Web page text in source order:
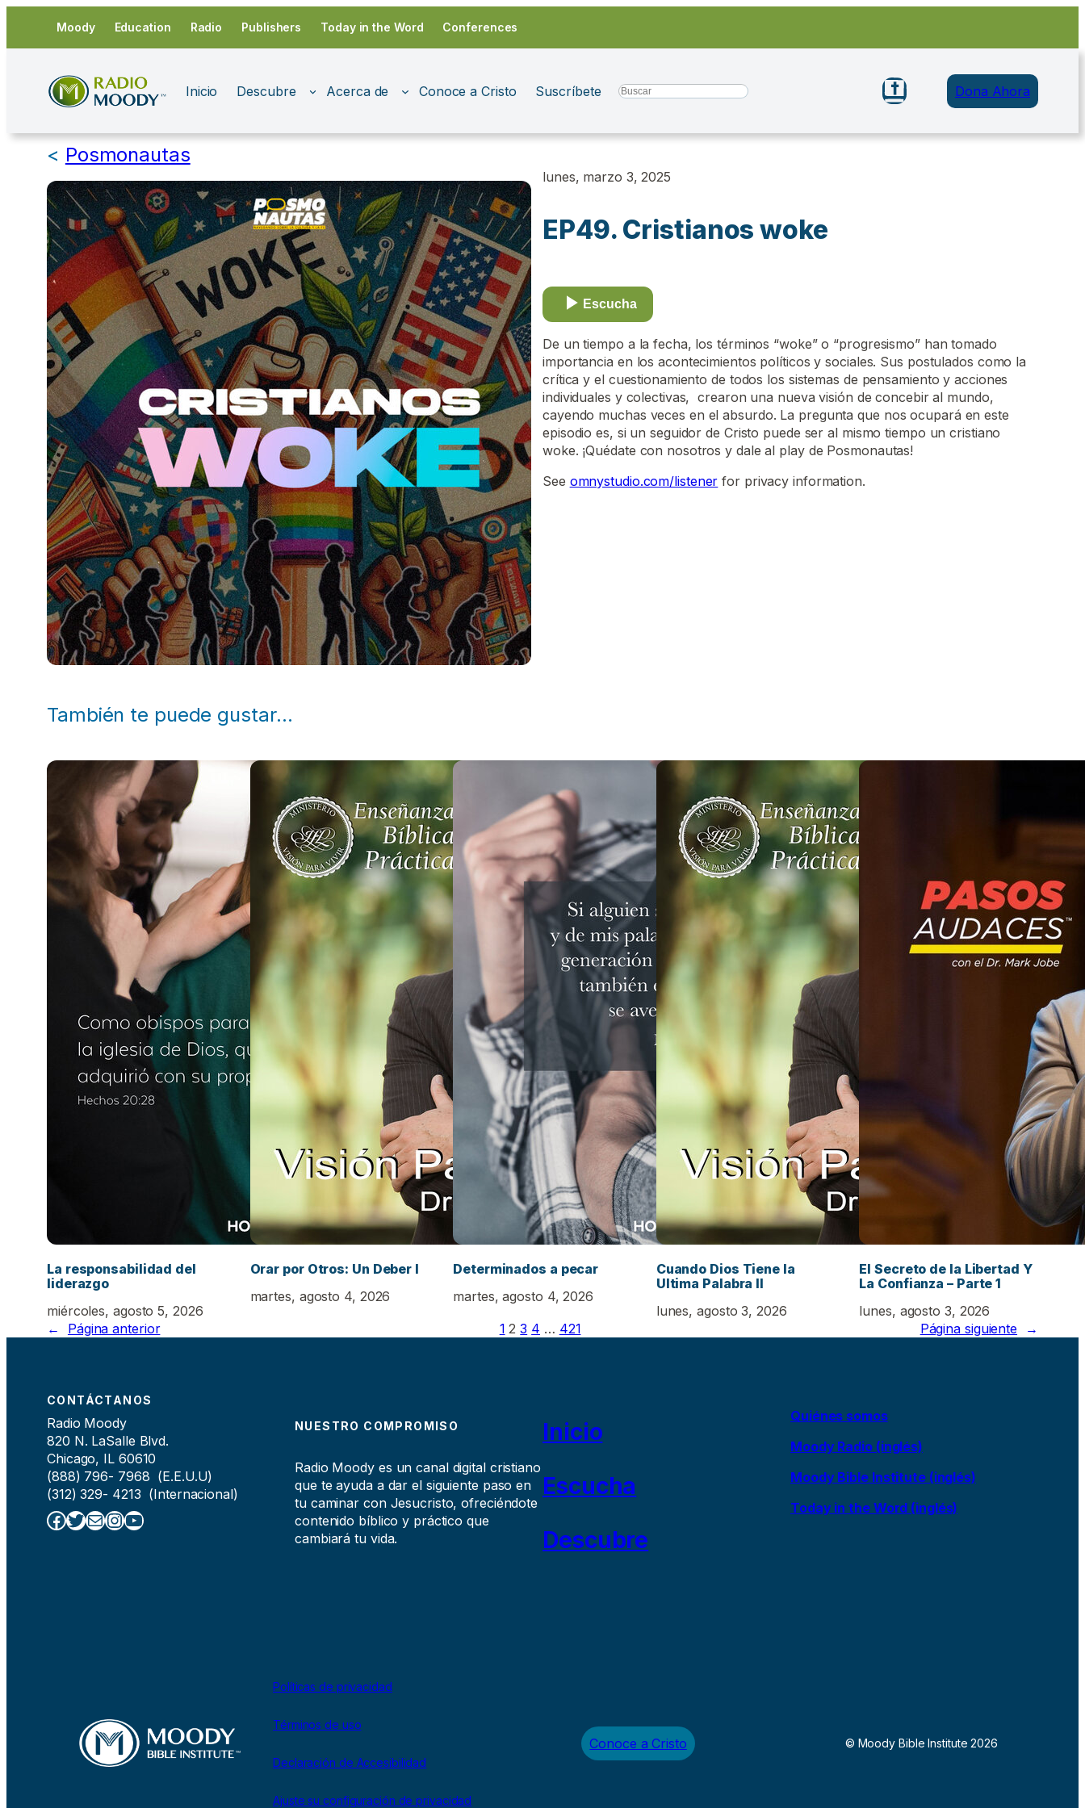
contenido
Moody Education Radio Publishers Today in the Word Conferences
Inicio Descubre Acerca de Conoce a Cristo Suscríbete Search Dona Ahora
< Posmonautas
lunes, marzo 3, 2025
EP49. Cristianos woke
Escucha
De un tiempo a la fecha, los términos “woke” o “progresismo” han tomado
importancia en los acontecimientos políticos y sociales. Sus postulados como la
crítica y el cuestionamiento de todos los sistemas de pensamiento y acciones
individuales y colectivas, crearon una nueva visión de concebir al mundo,
cayendo muchas veces en el absurdo. La pregunta que nos ocupará en este
episodio es, si un seguidor de Cristo puede ser al mismo tiempo un cristiano
woke. ¡Quédate con nosotros y dale al play de Posmonautas!
See omnystudio.com/listener for privacy information.
También te puede gustar…
La responsabilidad del
liderazgo
miércoles, agosto 5, 2026
Orar por Otros: Un Deber I
martes, agosto 4, 2026
Determinados a pecar
martes, agosto 4, 2026
Cuando Dios Tiene la
Ultima Palabra II
lunes, agosto 3, 2026
El Secreto de la Libertad Y
La Confianza – Parte 1
lunes, agosto 3, 2026
←
Página anterior 1 2 3 4 … 421 Página siguiente →
CONTÁCTANOS
Radio Moody
820 N. LaSalle Blvd.
Chicago, IL 60610
(888) 796- 7968 (E.E.U.U)
(312) 329- 4213 (Internacional)
Facebook Twitter Correo electrónico InstagramYouTube
NUESTRO COMPROMISO
Radio Moody es un canal digital cristiano
que te ayuda a dar el siguiente paso en
tu caminar con Jesucristo, ofreciéndote
contenido bíblico y práctico que
cambiará tu vida.
Inicio
Escucha
Descubre
Quiénes somos
Moody Radio (inglés)
Moody Bible Institute (inglés)
Today in the Word (inglés)
Políticas de privacidad
Términos de uso
Declaración de Accesibilidad
Ajuste su configuración de privacidad
Conoce a Cristo © Moody Bible Institute 2026